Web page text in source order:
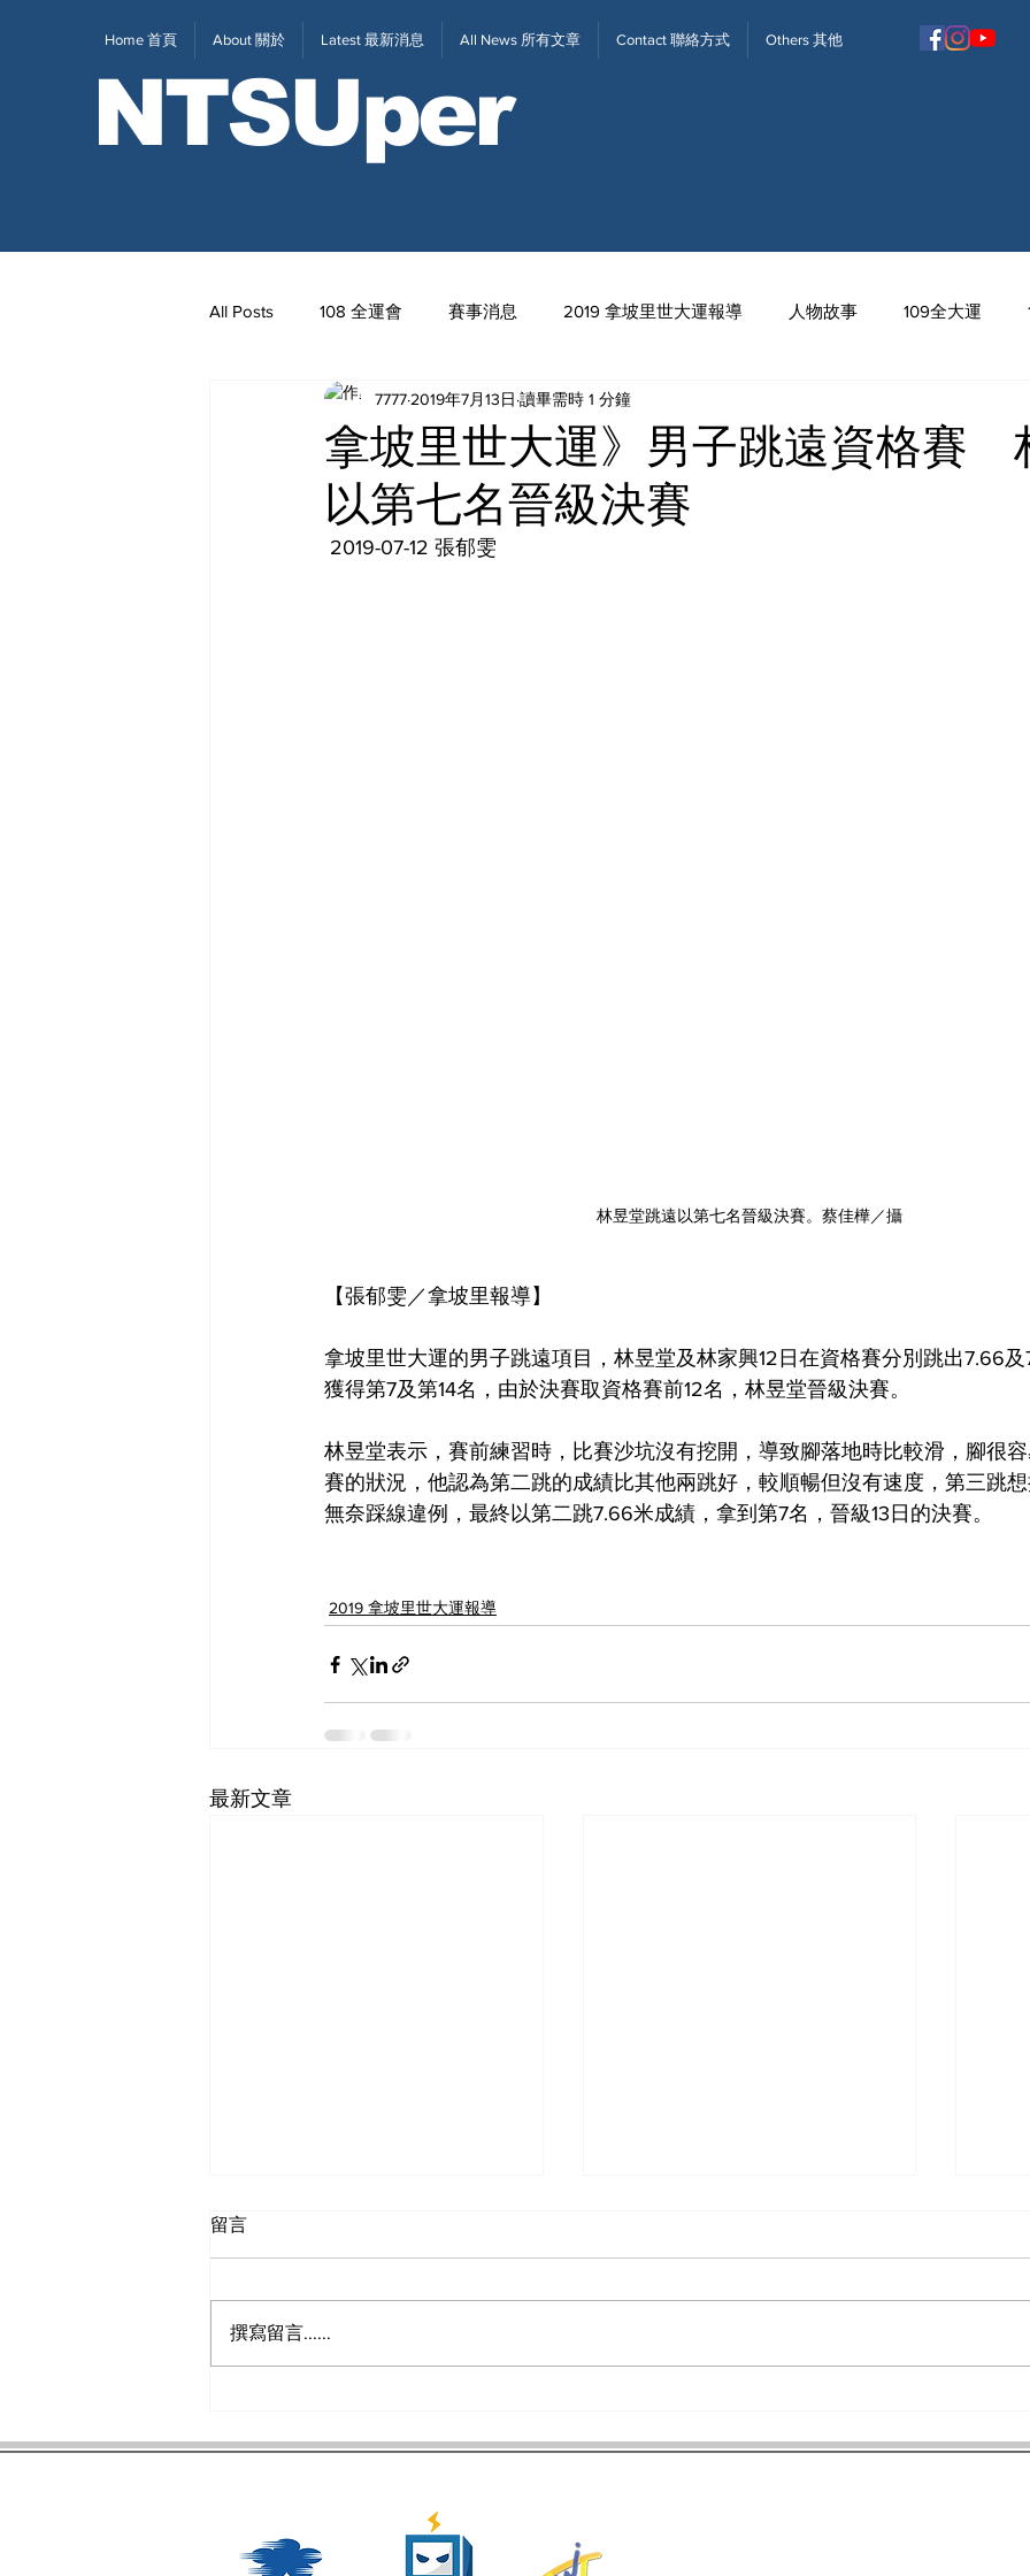
Home 首頁 About 關於 Latest 最新消息 All News 所有文章 Contact 聯絡方式 Others 其他
NTSUper
All Posts 108 全運會 賽事消息 2019 拿坡里世大運報導 人物故事 109全大運
2020東京奧運 111全大運 113全中運
拿坡里世大運》男子跳遠資格賽
以第七名晉級決賽
7777 2019年7月13日 讀畢需時 1 分鐘
2019-07-12 張郁雯
林昱堂跳遠以第七名晉級決賽。蔡佳樺／攝
【張郁雯／拿坡里報導】
拿坡里世大運的男子跳遠項目，林昱堂及林家興12日在資格賽分別跳出7.66
獲得第7及第14名，由於決賽取資格賽前12名，林昱堂晉級決賽。
林昱堂表示，賽前練習時，比賽沙坑沒有挖開，導致腳落地時比較滑，腳很
賽的狀況，他認為第二跳的成績比其他兩跳好，較順暢但沒有速度，第三跳
無奈踩線違例，最終以第二跳7.66米成績，拿到第7名，晉級13日的決賽。
2019 拿坡里世大運報導
最新文章
中華隊奪金
無緣獎牌
留言
撰寫留言......